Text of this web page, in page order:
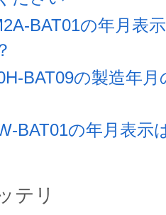
BAT01の年月表
BAT09の製造年
BAT01の年月表示
テリ